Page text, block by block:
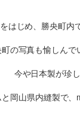
はじめ、勝央町内
の写真も愉しんで
今や日本製が珍し
岡山県内縫製で、